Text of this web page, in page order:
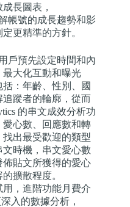
長圖表，
帳號的成長趨勢和影
更精準的方針。
戶預先設定時間和內
大化互動和曝光
：年齡、性別、國
蹤者的輪廓，從而
的串文成效分析功
心數、回應數和轉
出最受歡迎的類型
時機，串文愛心數
貼文所獲得的愛心
擴散程度。
用，進階功能月費介
入的數據分析，